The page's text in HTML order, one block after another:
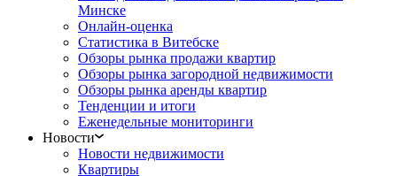
Минске
Онлайн-оценка
Статистика в Витебске
Обзоры рынка продажи квартир
Обзоры рынка загородной недвижимости
Обзоры рынка аренды квартир
Тенденции и итоги
Еженедельные мониторинги
Новости
Новости недвижимости
Квартиры